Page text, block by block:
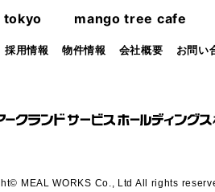
tokyo mango tree cafe
採用情報 物件情報 会社概要 お問い
MEAL WORKS Co., Ltd All rights